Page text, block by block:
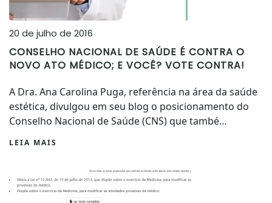
20 de julho de 2016
CONSELHO NACIONAL DE SAÚDE É CONTRA O
NOVO ATO MÉDICO; E VOCÊ? VOTE CONTRA!
A Dra. Ana Carolina Puga, referência na área da saúde
estética, divulgou em seu blog o posicionamento do
Conselho Nacional de Saúde (CNS) que també…
LEIA MAIS